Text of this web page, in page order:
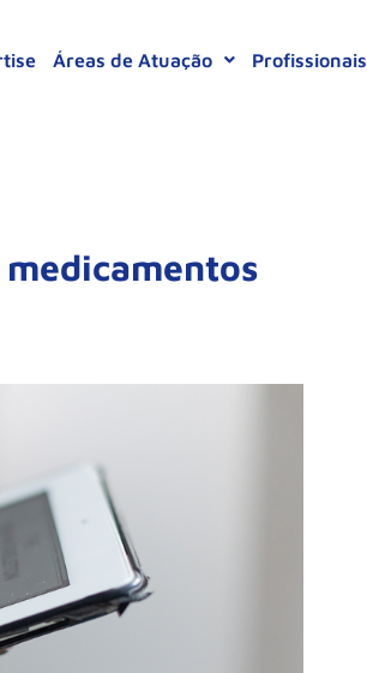
Áreas de Atuação Profissionais